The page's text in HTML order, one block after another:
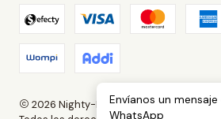
2026 Nighty-Night | Tienda De
Envíanos un mensaje
WhatsApp